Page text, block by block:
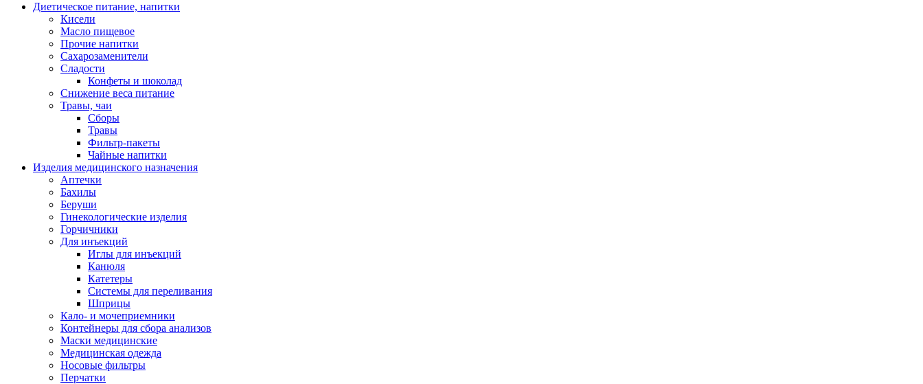
Диетическое питание, напитки
Кисели
Масло пищевое
Прочие напитки
Сахарозаменители
Сладости
Конфеты и шоколад
Снижение веса питание
Травы, чаи
Сборы
Травы
Фильтр-пакеты
Чайные напитки
Изделия медицинского назначения
Аптечки
Бахилы
Беруши
Гинекологические изделия
Горчичники
Для инъекций
Иглы для инъекций
Канюля
Катетеры
Системы для переливания
Шприцы
Кало- и мочеприемники
Контейнеры для сбора анализов
Маски медицинские
Медицинская одежда
Носовые фильтры
Перчатки